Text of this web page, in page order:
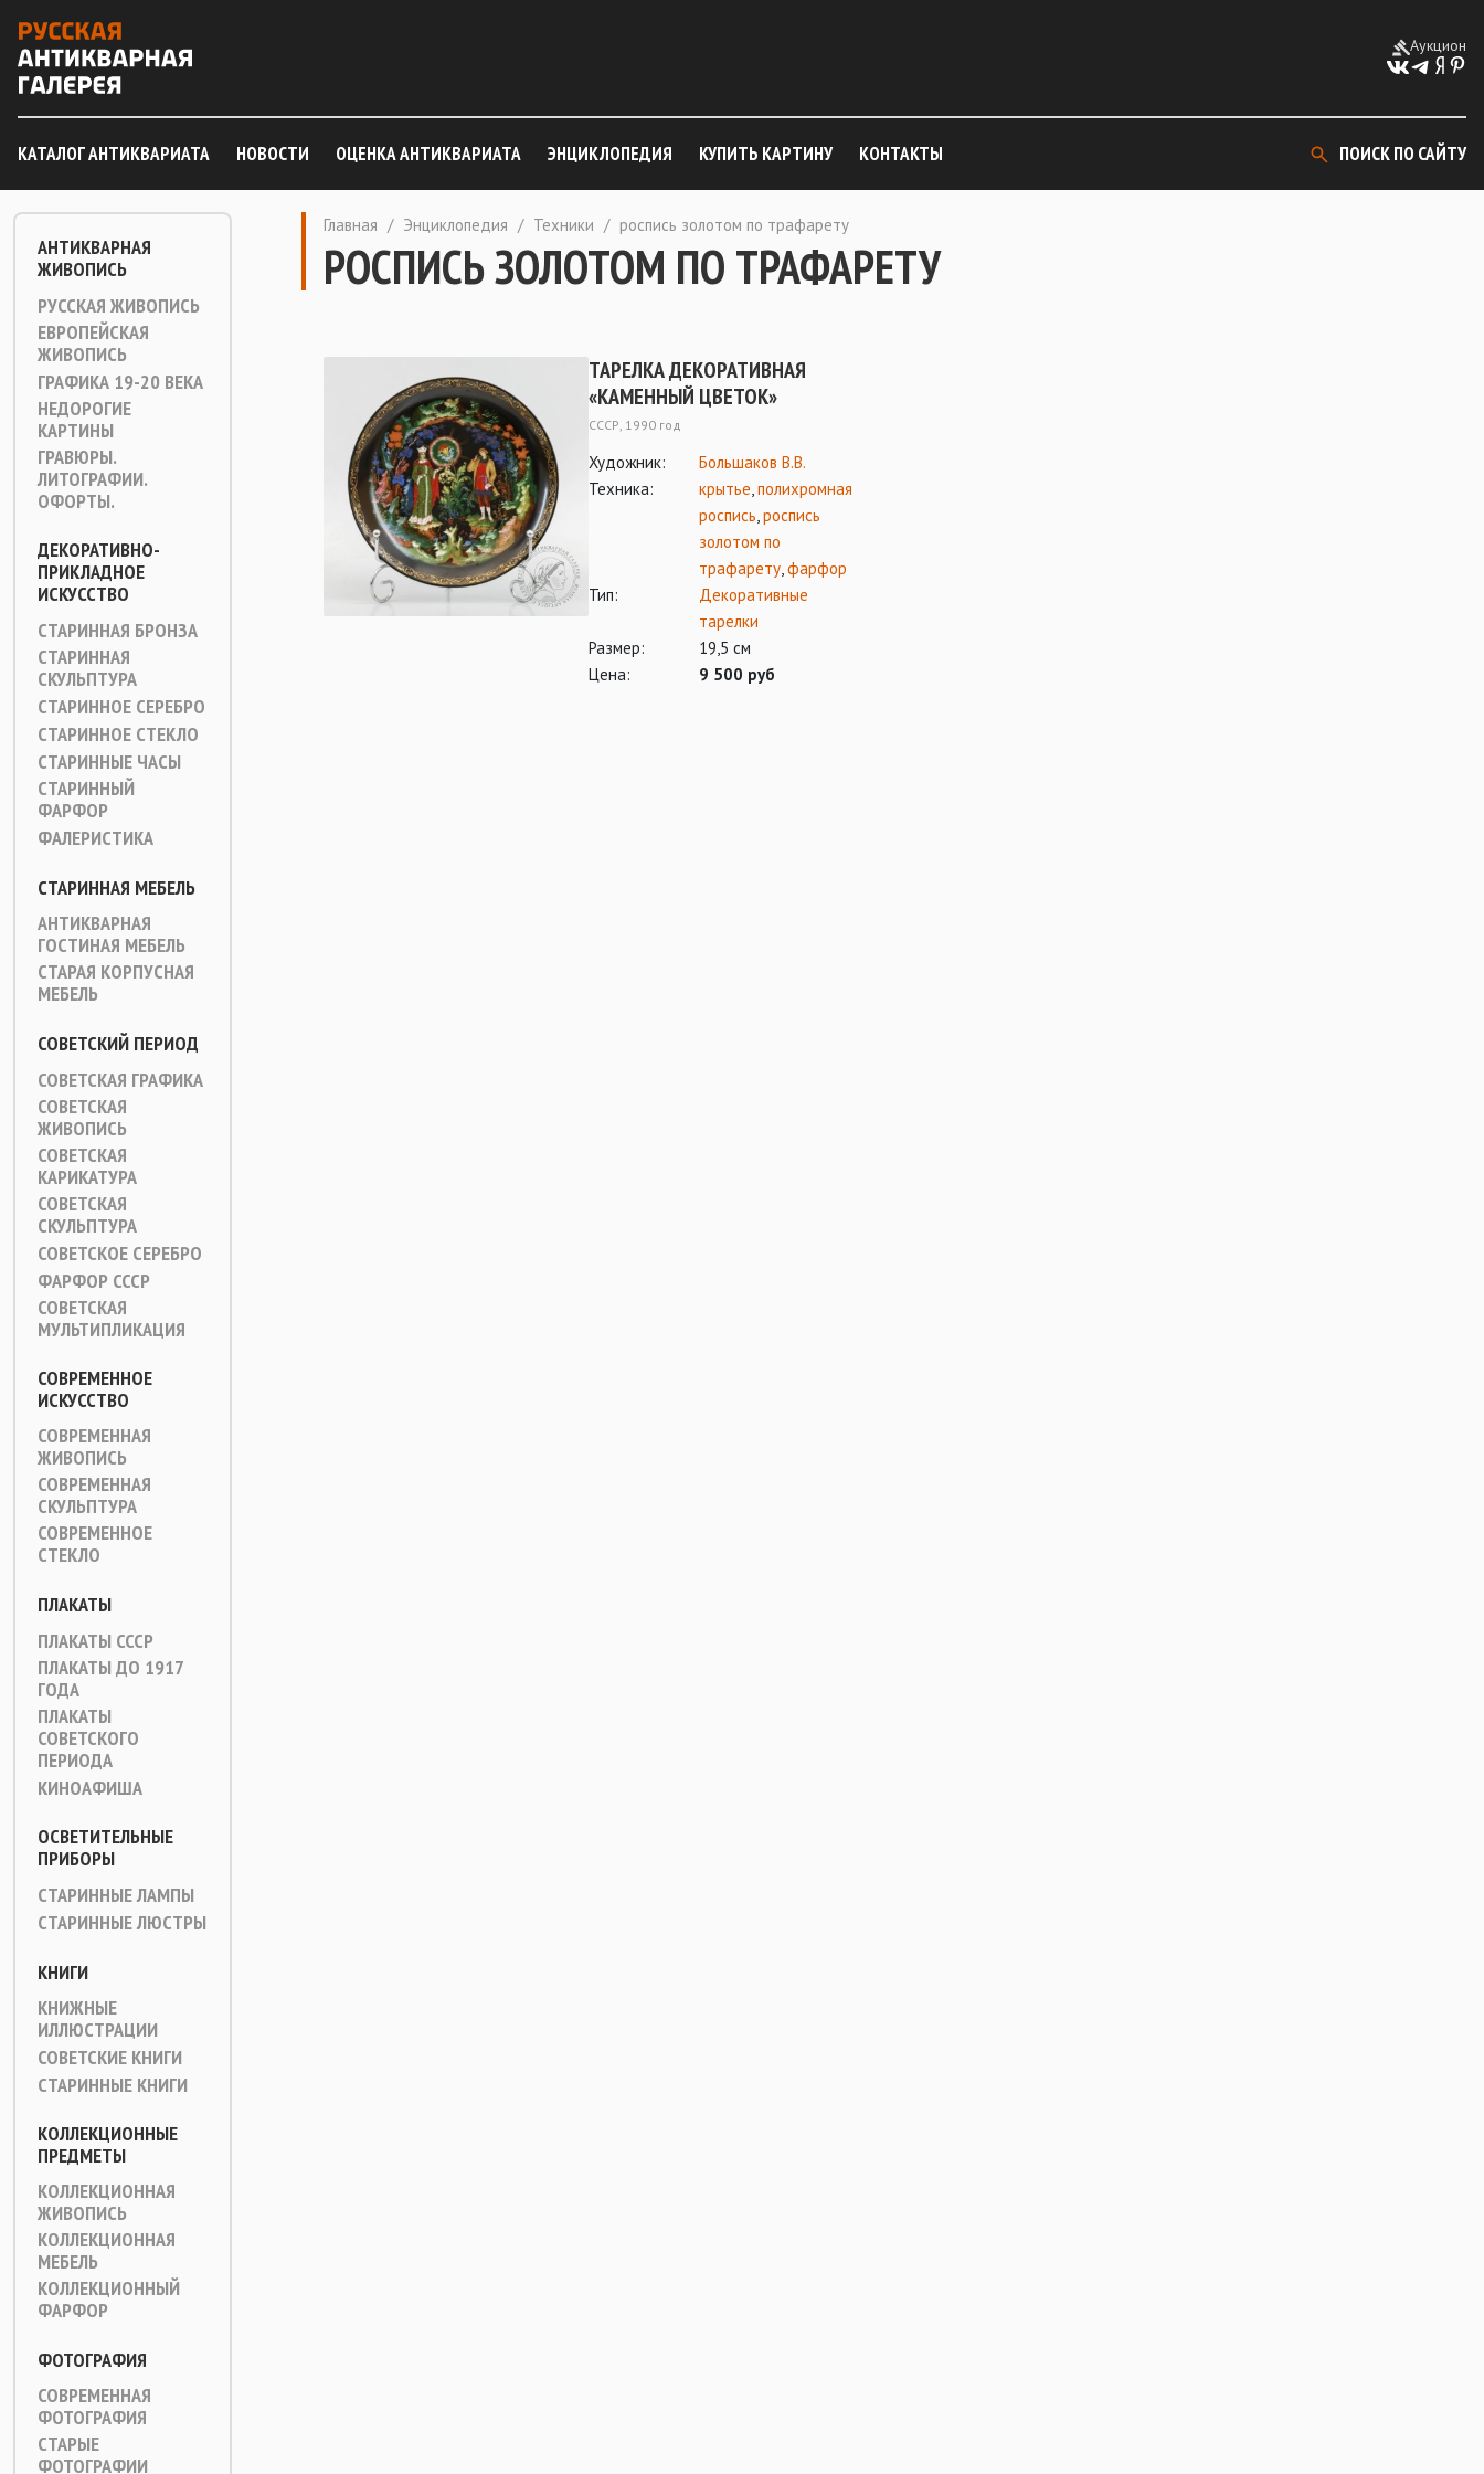
Аукцион
КАТАЛОГ АНТИКВАРИАТА НОВОСТИ ОЦЕНКА АНТИКВАРИАТА ЭНЦИКЛОПЕДИЯ КУПИТЬ КАРТИНУ КОНТАКТЫ ПОИСК ПО САЙТУ
АНТИКВАРНАЯ
ЖИВОПИСЬ
РУССКАЯ ЖИВОПИСЬ
ЕВРОПЕЙСКАЯ
ЖИВОПИСЬ
ГРАФИКА 19-20 ВЕКА
НЕДОРОГИЕ
КАРТИНЫ
ГРАВЮРЫ.
ЛИТОГРАФИИ.
ОФОРТЫ.
ДЕКОРАТИВНО-
ПРИКЛАДНОЕ
ИСКУССТВО
СТАРИННАЯ БРОНЗА
СТАРИННАЯ
СКУЛЬПТУРА
СТАРИННОЕ СЕРЕБРО
СТАРИННОЕ СТЕКЛО
СТАРИННЫЕ ЧАСЫ
СТАРИННЫЙ
ФАРФОР
ФАЛЕРИСТИКА
СТАРИННАЯ МЕБЕЛЬ
АНТИКВАРНАЯ
ГОСТИНАЯ МЕБЕЛЬ
СТАРАЯ КОРПУСНАЯ
МЕБЕЛЬ
СОВЕТСКИЙ ПЕРИОД
СОВЕТСКАЯ ГРАФИКА
СОВЕТСКАЯ
ЖИВОПИСЬ
СОВЕТСКАЯ
КАРИКАТУРА
СОВЕТСКАЯ
СКУЛЬПТУРА
СОВЕТСКОЕ СЕРЕБРО
ФАРФОР СССР
СОВЕТСКАЯ
МУЛЬТИПЛИКАЦИЯ
СОВРЕМЕННОЕ
ИСКУССТВО
СОВРЕМЕННАЯ
ЖИВОПИСЬ
СОВРЕМЕННАЯ
СКУЛЬПТУРА
СОВРЕМЕННОЕ
СТЕКЛО
ПЛАКАТЫ
ПЛАКАТЫ СССР
ПЛАКАТЫ ДО 1917
ГОДА
ПЛАКАТЫ
СОВЕТСКОГО
ПЕРИОДА
КИНОАФИША
ОСВЕТИТЕЛЬНЫЕ
ПРИБОРЫ
СТАРИННЫЕ ЛАМПЫ
СТАРИННЫЕ ЛЮСТРЫ
КНИГИ
КНИЖНЫЕ
ИЛЛЮСТРАЦИИ
СОВЕТСКИЕ КНИГИ
СТАРИННЫЕ КНИГИ
КОЛЛЕКЦИОННЫЕ
ПРЕДМЕТЫ
КОЛЛЕКЦИОННАЯ
ЖИВОПИСЬ
КОЛЛЕКЦИОННАЯ
МЕБЕЛЬ
КОЛЛЕКЦИОННЫЙ
ФАРФОР
ФОТОГРАФИЯ
СОВРЕМЕННАЯ
ФОТОГРАФИЯ
СТАРЫЕ
ФОТОГРАФИИ
Главная / Энциклопедия / Техники / роспись золотом по трафарету
РОСПИСЬ ЗОЛОТОМ ПО ТРАФАРЕТУ
ТАРЕЛКА ДЕКОРАТИВНАЯ
«КАМЕННЫЙ ЦВЕТОК»
СССР, 1990 год
Художник:
Большаков В.В.
Техника:
крытье,полихромная
роспись,роспись
золотом по
трафарету,фарфор
Тип:
Декоративные
тарелки
Размер:
19,5 см
Цена:
9 500 руб